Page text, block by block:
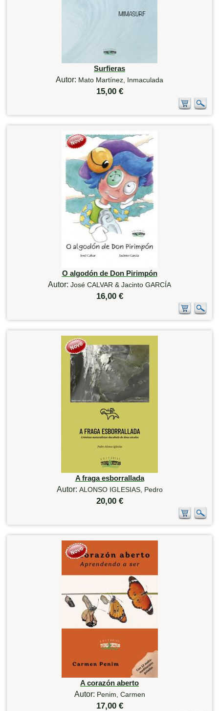
Surfieras
Autor: Mato Martínez, Inmaculada
15,00 €
O algodón de Don Pirimpón
Autor: José CALVAR & Jacinto GARCÍA
16,00 €
A fraga esborrallada
Autor: ALONSO IGLESIAS, Pedro
20,00 €
A corazón aberto
Autor: Penim, Carmen
17,00 €